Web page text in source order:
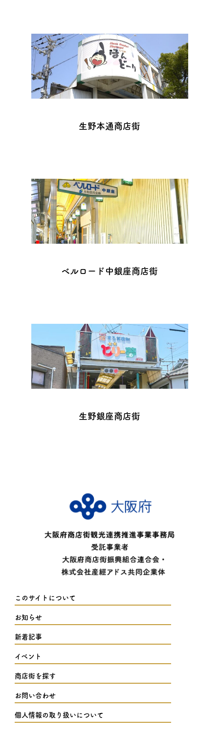
生野本通商店街
ベルロード中銀座商店街
生野銀座商店街
このサイトについて
お知らせ
新着記事
イベント
商店街を探す
お問い合わせ
個人情報の取り扱いについて